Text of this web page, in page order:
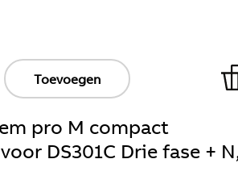
Toevoegen
pro M compact
DS301C Drie fase +